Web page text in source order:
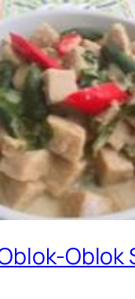
Oblok